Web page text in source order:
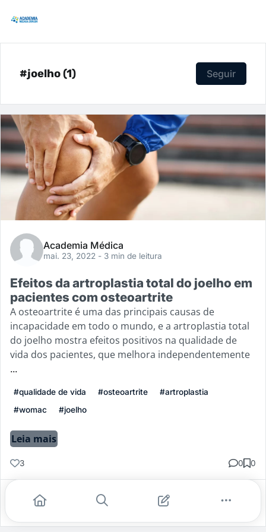
#joelho (1) Seguir
Academia Médica
mai. 23, 2022 - 3 min de leitura
Efeitos da artroplastia total do joelho em
pacientes com osteoartrite
A osteoartrite é uma das principais causas de
incapacidade em todo o mundo, e a artroplastia total
do joelho mostra efeitos positivos na qualidade de
vida dos pacientes, que melhora independentemente
...
#qualidade de vida #osteoartrite
#artroplastia
#womac
#joelho
Leia mais
3 0 0
Gostei Comentar Salvar